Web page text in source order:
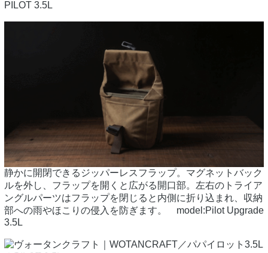
静かに開閉できるジッパーレスフラップ。マグネットバック
ルを外し、フラップを開くと広がる開口部。左右のトライア
ングルパーツはフラップを閉じると内側に折り込まれ、収納
部への雨やほこりの侵入を防ぎます。 model:Pilot Upgrade
3.5L